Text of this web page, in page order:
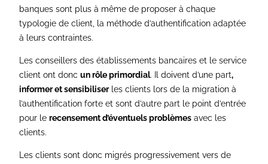
banques sont plus à même de proposer à chaque
typologie de client, la méthode d’authentification adaptée
à leurs contraintes.
Les conseillers des établissements bancaires et le service
client ont doncun rôle primordial. Il doivent d’une part,
informer et sensibiliserles clients lors de la migration à
l’authentification forte et sont d’autre part le point d’entrée
pour lerecensement d’éventuels problèmes avec les
clients.
Les clients sont donc migrés progressivement vers de